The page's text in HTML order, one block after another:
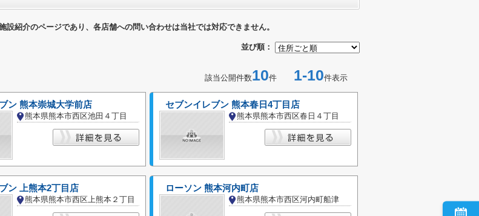
設紹介のページであり、各店舗への問い合わせは当社では対応できません。
並び順：
該当公開件数10件 1-10件表示
ン 熊本崇城大学前店
熊本県熊本市西区池田４丁目
セブンイレブン 熊本春日4丁目店
熊本県熊本市西区春日４丁目
ン 上熊本2丁目店
熊本県熊本市西区上熊本２丁目
ローソン 熊本河内町店
熊本県熊本市西区河内町船津